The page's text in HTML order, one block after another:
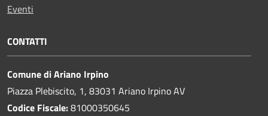
Eventi
CONTATTI
Comune di Ariano Irpino
Piazza Plebiscito, 1, 83031 Ariano Irpino AV
Codice Fiscale:81000350645